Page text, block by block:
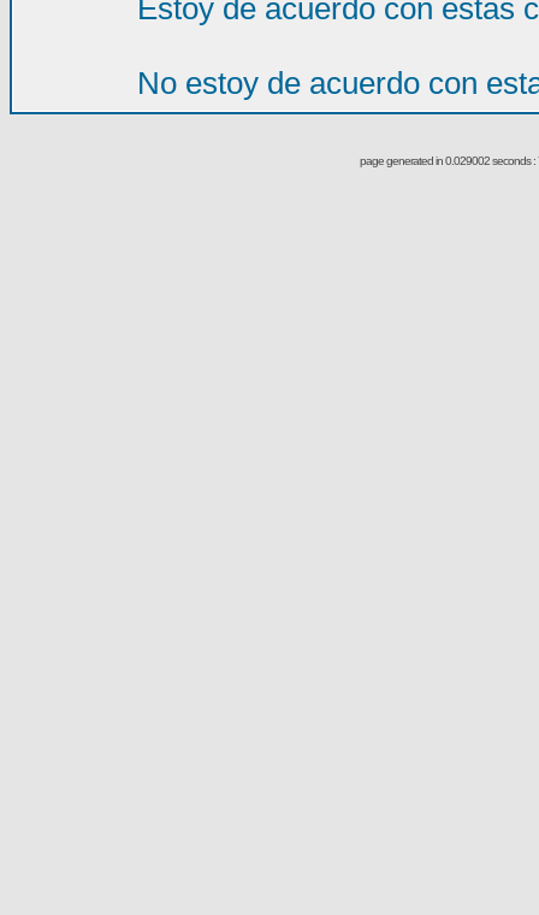
Estoy de acuerdo con estas
No estoy de acuerdo con
page generated in 0.029002 seconds :